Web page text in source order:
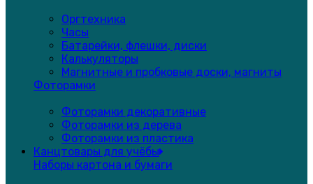
Оргтехника
Часы
Батарейки, флешки, диски
Калькуляторы
Магнитные и пробковые доски, магниты
Фоторамки
Фоторамки декоративные
Фоторамки из дерева
Фоторамки из пластика
Канцтовары для учёбы
Наборы картона и бумаги